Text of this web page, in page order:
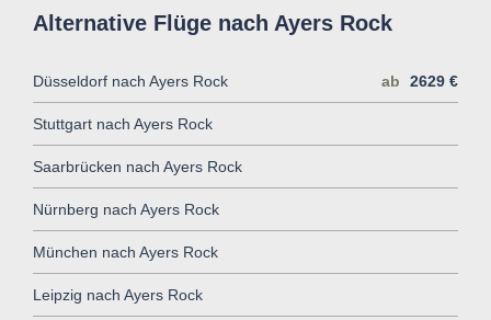
Alternative Flüge nach Ayers Rock
Düsseldorf nach Ayers Rock ab 2629 €
Stuttgart nach Ayers Rock
Saarbrücken nach Ayers Rock
Nürnberg nach Ayers Rock
München nach Ayers Rock
Leipzig nach Ayers Rock